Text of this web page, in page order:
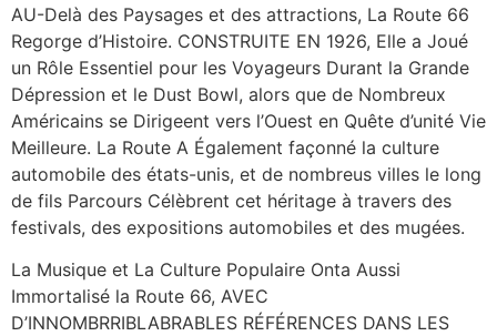
AU-Delà des Paysages et des attractions, La Route 66
Regorge d’Histoire. CONSTRUITE EN 1926, Elle a Joué
un Rôle Essentiel pour les Voyageurs Durant la Grande
Dépression et le Dust Bowl, alors que de Nombreux
Américains se Dirigeent vers l’Ouest en Quête d’unité Vie
Meilleure. La Route A Également façonné la culture
automobile des états-unis, et de nombreus villes le long
de fils Parcours Célèbrent cet héritage à travers des
festivals, des expositions automobiles et des mugées.
La Musique et La Culture Populaire Onta Aussi
Immortalisé la Route 66, AVEC
D’INNOMBRRIBLABRABLES RÉFÉRENCES DANS LES